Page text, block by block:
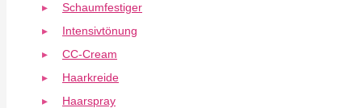
Schaumfestiger
Intensivtönung
CC-Cream
Haarkreide
Haarspray